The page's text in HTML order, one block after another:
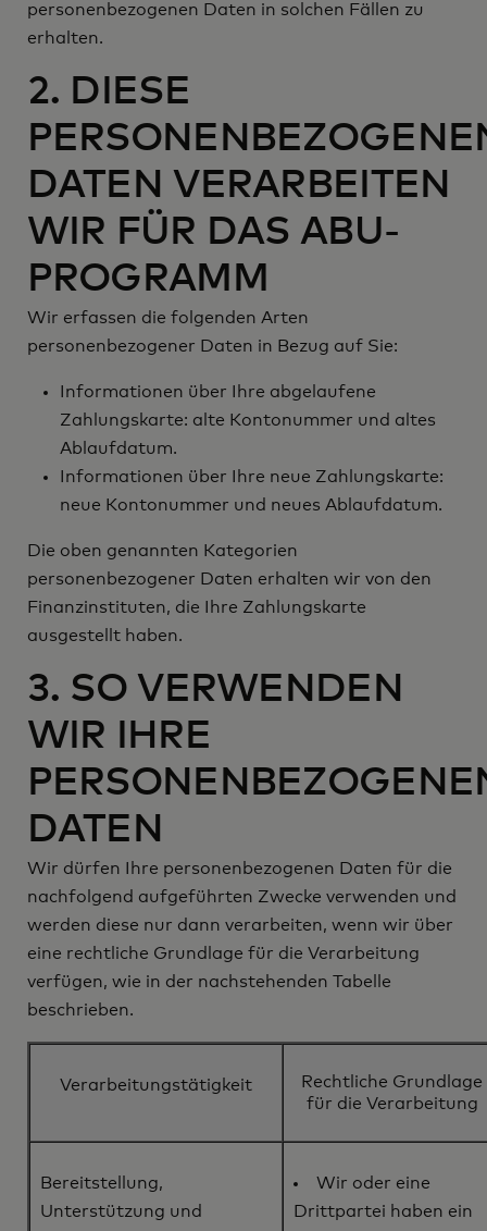
personenbezogenen Daten in solchen Fällen zu
erhalten.
2. DIESE
DATEN VERARBEITEN
WIR FÜR DAS ABU-
PROGRAMM
Wir erfassen die folgenden Arten
personenbezogener Daten in Bezug auf Sie:
Informationen über Ihre abgelaufene
Zahlungskarte: alte Kontonummer und altes
Ablaufdatum.
Informationen über Ihre neue Zahlungskarte:
neue Kontonummer und neues Ablaufdatum.
Die oben genannten Kategorien
personenbezogener Daten erhalten wir von den
Finanzinstituten, die Ihre Zahlungskarte
ausgestellt haben.
3. SO VERWENDEN
WIR IHRE
DATEN
Wir dürfen Ihre personenbezogenen Daten für die
nachfolgend aufgeführten Zwecke verwenden und
werden diese nur dann verarbeiten, wenn wir über
eine rechtliche Grundlage für die Verarbeitung
verfügen, wie in der nachstehenden Tabelle
beschrieben.
Verarbeitungstätigkeit
Rechtliche Grundlage
für die Verarbeitung
Bereitstellung,
Unterstützung und
Wir oder eine
Drittpartei haben ein